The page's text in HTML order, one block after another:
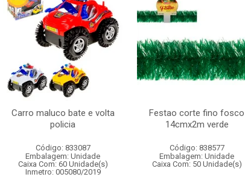
Carro maluco bate e volta
policia
Código: 833087
Embalagem: Unidade
Caixa Com: 60 Unidade(s)
Inmetro: 005080/2019
Festao corte fino fosco
14cmx2m verde
Código: 838577
Embalagem: Unidade
Caixa Com: 50 Unidade(s)